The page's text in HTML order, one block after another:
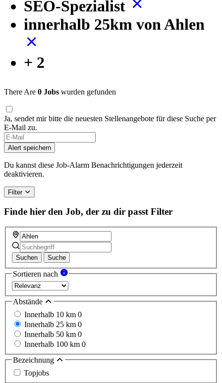
SEO-Spezialist
innerhalb 25km von Ahlen
+ 2
There Are 0 Jobs wurden gefunden
Ja, sendet mir bitte die neuesten Stellenangebote für diese Suche per
E-Mail zu.
Alert speichern
Du kannst diese Job-Alarm Benachrichtigungen jederzeit
deaktivieren.
Filter
Finde hier den Job, der zu dir passt Filter
Suchen Suche
Sortieren nach
Abstände
Innerhalb 10 km 0
Innerhalb 25 km 0
Innerhalb 50 km 0
Innerhalb 100 km 0
Bezeichnung
Topjobs